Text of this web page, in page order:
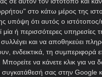
στο κάτω μέρος της
υπόψη ότι αυτός ο
μία ή περισσότερες υπηρεσίες
συλλέγει και να αποθηκεύει
ενδεικτικά, τη συμπεριφορά
να κάνετε κλικ για να
συγκατάθεσή σας στην Google
είναι… καλό! Η
από δύο γκολ μόνο
τελευταίους αγώνες της,
12 παιχνίδια της
Κύπελλο,
γκολ γκολ.